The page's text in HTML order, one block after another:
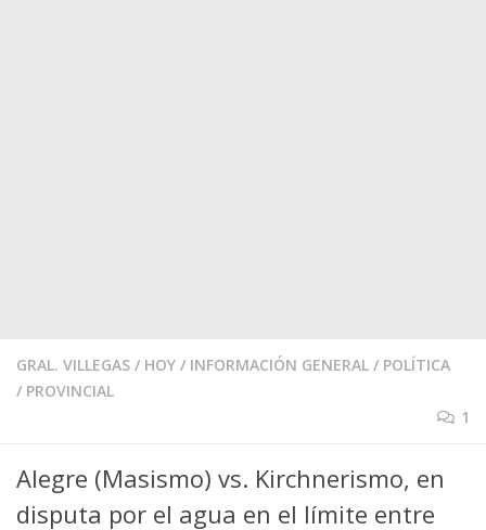
GRAL. VILLEGAS / HOY / INFORMACIÓN GENERAL / POLÍTICA
/ PROVINCIAL
1
Alegre (Masismo) vs. Kirchnerismo, en
disputa por el agua en el límite entre